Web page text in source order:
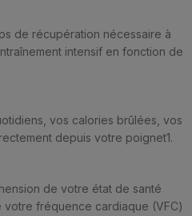
de récupération nécessaire à
intensif en fonction de
vos calories brûlées, vos
depuis votre poignet1.
de votre état de santé
fréquence cardiaque (VFC)